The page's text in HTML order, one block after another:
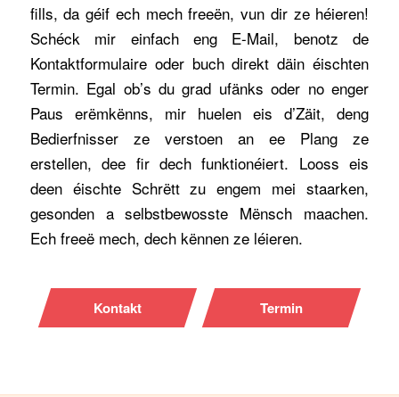
fills, da géif ech mech freeën, vun dir ze héieren!
Schéck mir einfach eng E-Mail, benotz de
Kontaktformulaire oder buch direkt däin éischten
Termin. Egal ob’s du grad ufänks oder no enger
Paus erëmkënns, mir huelen eis d’Zäit, deng
Bedierfnisser ze verstoen an ee Plang ze
erstellen, dee fir dech funktionéiert. Looss eis
deen éischte Schrëtt zu engem mei staarken,
gesonden a selbstbewosste Mënsch maachen.
Ech freeë mech, dech kënnen ze léieren.
Kontakt Termin